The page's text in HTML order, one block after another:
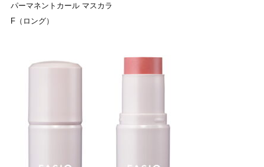
パーマネントカール マスカラ
F（ロング）